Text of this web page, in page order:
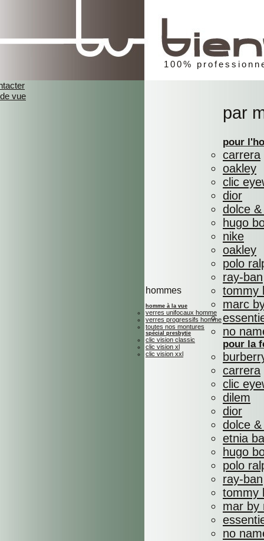
100%
vue
hommes
homme à la vue
verres unifocaux homme
verres progressifs homme
toutes nos montures
spécial presbytie
clic vision classic
clic vision xl
clic vision xxl
par
pour
carrera
oakley
clic
dior
dolce
hugo
nike
oakley
polo
ray-ban
tommy
marc
no
pour la
carrera
clic
dilem
dior
dolce
etnia
hugo
polo
ray-ban
tommy
mar by
no